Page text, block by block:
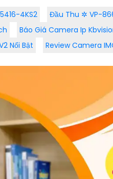
4KS2 Đầu Thu ✲ VP-
Báo Giá Camera Ip
Nổi Bật
Review Camera